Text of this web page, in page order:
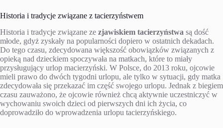
Historia i tradycje związane z tacierzyństwem
Historia i tradycje związane ze zjawiskiem tacierzyństwa są dość
młode, gdyż zyskały na popularności dopiero w ostatnich dekadach.
Do tego czasu, zdecydowana większość obowiązków związanych z
opieką nad dzieckiem spoczywała na matkach, które to miały
przysługujący urlop macierzyński. W Polsce, do 2013 roku, ojcowie
mieli prawo do dwóch tygodni urlopu, ale tylko w sytuacji, gdy matka
zdecydowała się przekazać im część swojego urlopu. Jednak z biegiem
czasu zauważono, że ojcowie również chcą aktywnie uczestniczyć w
wychowaniu swoich dzieci od pierwszych dni ich życia, co
doprowadziło do wprowadzenia urlopu tacierzyńskiego.